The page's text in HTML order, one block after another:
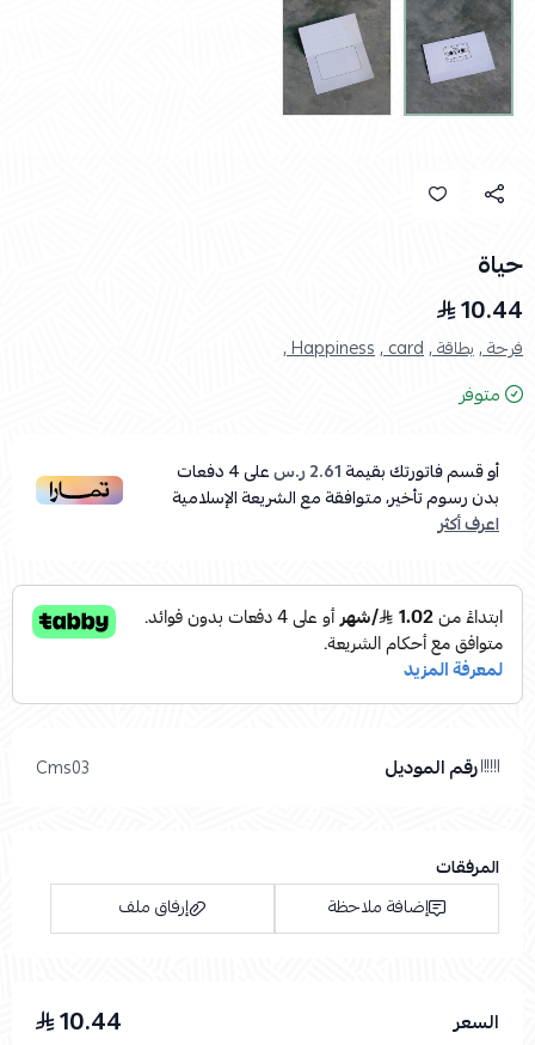
حياة
10.44
فرحة ,بطاقة ,card ,
Happiness ,
متوفر
أو قسم فاتورتك بقيمة2.61 ر.س على4دفعات
بدون رسوم تأخير، متوافقة مع الشريعة الإسلامية
اعرف أكثر
رقم الموديل Cms03
المرفقات
إضافة ملاحظة
إرفاق ملف
السعر 10.44